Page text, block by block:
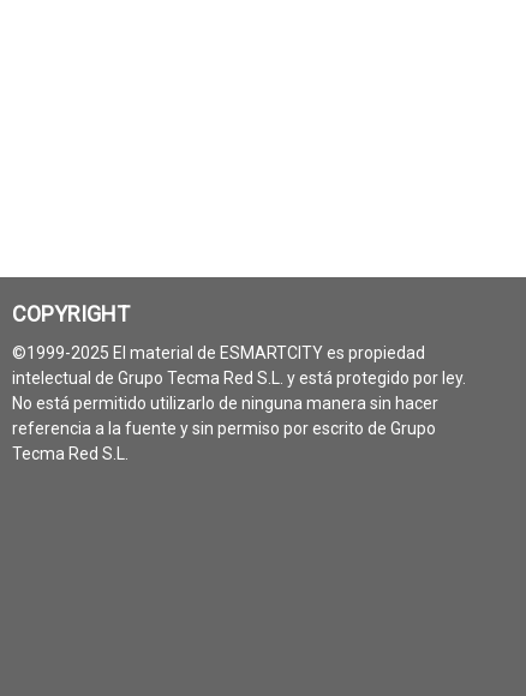
COPYRIGHT
©1999-2025 El material de ESMARTCITY es propiedad
intelectual de Grupo Tecma Red S.L. y está protegido por ley.
No está permitido utilizarlo de ninguna manera sin hacer
referencia a la fuente y sin permiso por escrito de Grupo
Tecma Red S.L.